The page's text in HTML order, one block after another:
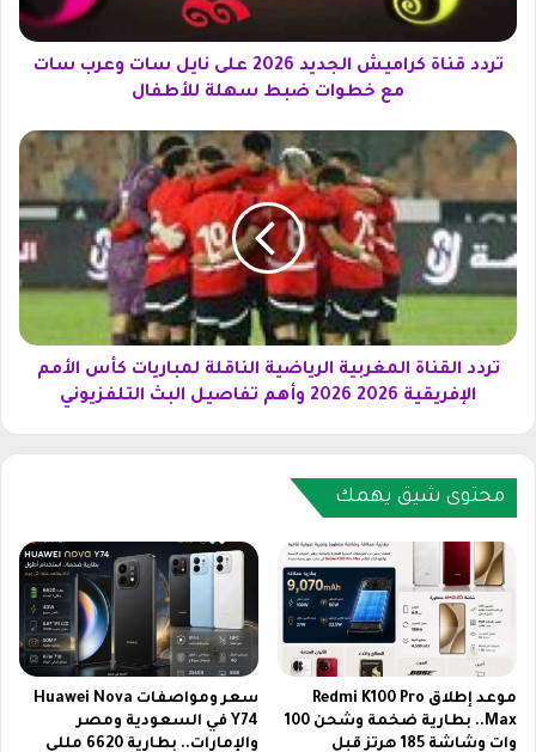
ك
ي
ل
د
ي
2
ن
و
ع
ر
تردد قناة كراميش الجديد 2026 على نايل سات وعرب سات
مع خطوات ضبط سهلة للأطفال
ت
ر
د
د
ل
ق
ا
ب
ا
ض
ي
تردد القناة المغربية الرياضية الناقلة لمباريات كأس الأمم
الإفريقية 2026 2026 وأهم تفاصيل البث التلفزيوني
محتوى شيق يهمك
موعد إطلاق Redmi K100 Pro
Max.. بطارية ضخمة وشحن 100
وات وشاشة 185 هرتز قبل
سعر ومواصفات Huawei Nova
Y74 في السعودية ومصر
والإمارات.. بطارية 6620 مللي